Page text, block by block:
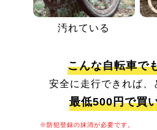
汚れている
こんな自転車で
安全に走行できれば、
最低500円で買
※防犯登録の抹消が必要です。